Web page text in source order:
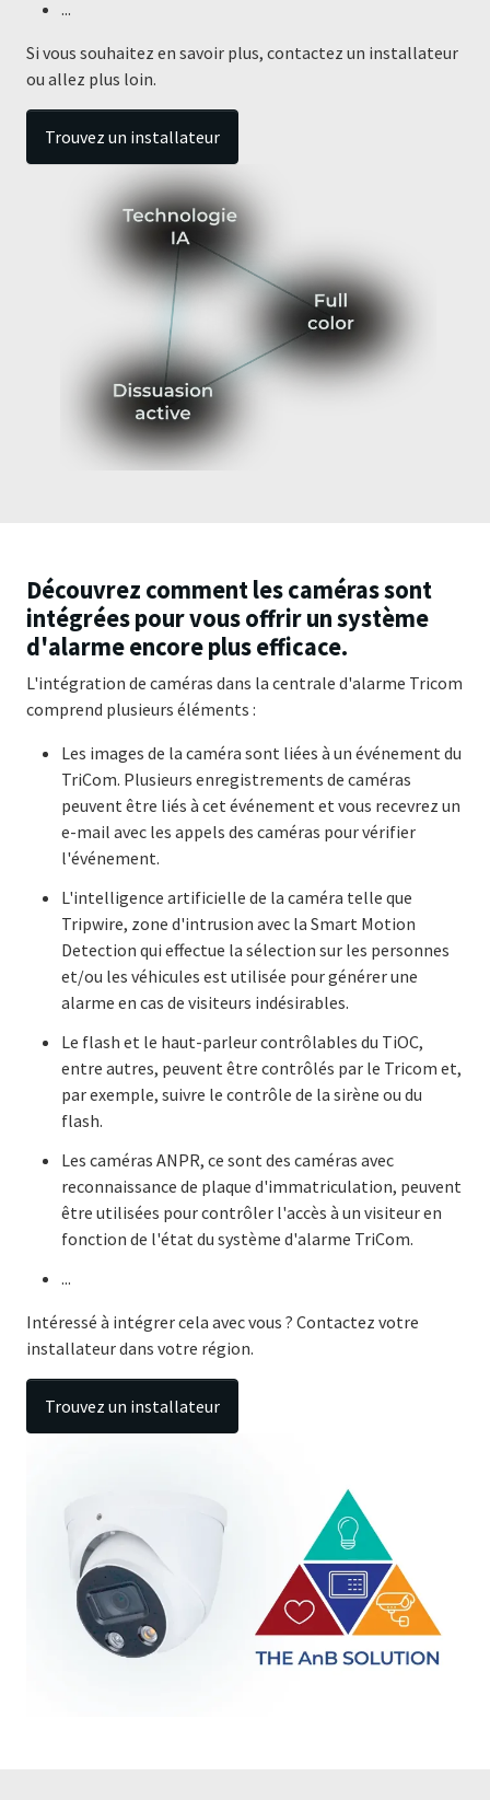
...
Si vous souhaitez en savoir plus, contactez un installateur
ou allez plus loin.
Trouvez un installateur
Découvrez comment les caméras sont
intégrées pour vous offrir un système
d'alarme encore plus efficace.
L'intégration de caméras dans la centrale d'alarme Tricom
comprend plusieurs éléments :
Les images de la caméra sont liées à un événement du
TriCom. Plusieurs enregistrements de caméras
peuvent être liés à cet événement et vous recevrez un
e-mail avec les appels des caméras pour vérifier
l'événement.
L'intelligence artificielle de la caméra telle que
Tripwire, zone d'intrusion avec la Smart Motion
Detection qui effectue la sélection sur les personnes
et/ou les véhicules est utilisée pour générer une
alarme en cas de visiteurs indésirables.
Le flash et le haut-parleur contrôlables du TiOC,
entre autres, peuvent être contrôlés par le Tricom et,
par exemple, suivre le contrôle de la sirène ou du
flash.
Les caméras ANPR, ce sont des caméras avec
reconnaissance de plaque d'immatriculation, peuvent
être utilisées pour contrôler l'accès à un visiteur en
fonction de l'état du système d'alarme TriCom.
...
Intéressé à intégrer cela avec vous ? Contactez votre
installateur dans votre région.
Trouvez un installateur